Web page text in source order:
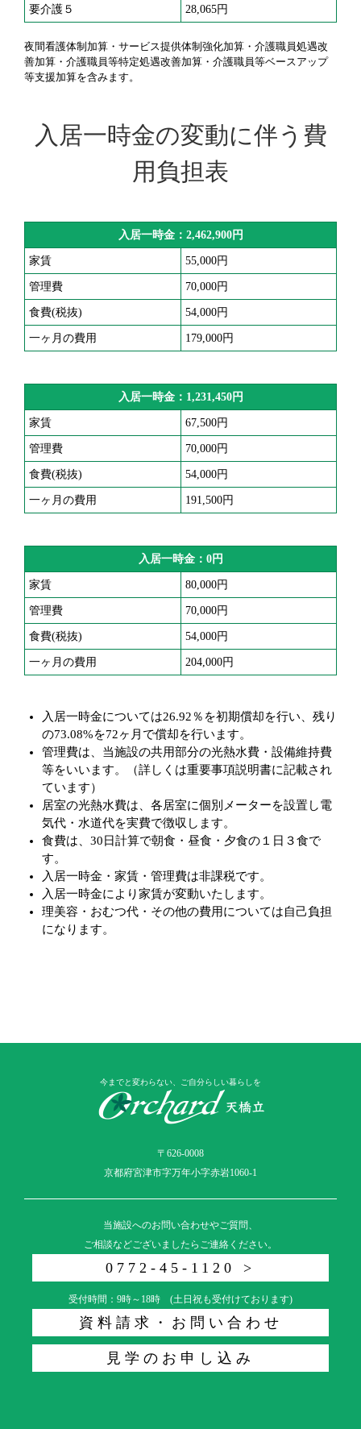
要介護５ 28,065円
夜間看護体制加算・サービス提供体制強化加算・介護職員処遇改
善加算・介護職員等特定処遇改善加算・介護職員等ベースアップ
等支援加算を含みます。
入居一時金の変動に伴う費
用負担表
入居一時金：2,462,900円
家賃 55,000円
管理費 70,000円
食費(税抜) 54,000円
一ヶ月の費用 179,000円
入居一時金：1,231,450円
家賃 67,500円
管理費 70,000円
食費(税抜) 54,000円
一ヶ月の費用 191,500円
入居一時金：0円
家賃 80,000円
管理費 70,000円
食費(税抜) 54,000円
一ヶ月の費用 204,000円
入居一時金については26.92％を初期償却を行い、残り
の73.08%を72ヶ月で償却を行います。
管理費は、当施設の共用部分の光熱水費・設備維持費
等をいいます。（詳しくは重要事項説明書に記載され
ています）
居室の光熱水費は、各居室に個別メーターを設置し電
気代・水道代を実費で徴収します。
食費は、30日計算で朝食・昼食・夕食の１日３食で
す。
入居一時金・家賃・管理費は非課税です。
入居一時金により家賃が変動いたします。
理美容・おむつ代・その他の費用については自己負担
になります。
今までと変わらない、ご自分らしい暮らしを
〒626-0008
京都府宮津市字万年小字赤岩1060-1
当施設へのお問い合わせやご質問、
ご相談などございましたらご連絡ください。
0772-45-1120 >
受付時間：9時～18時 (土日祝も受付けております)
資料請求・お問い合わせ
見学のお申し込み